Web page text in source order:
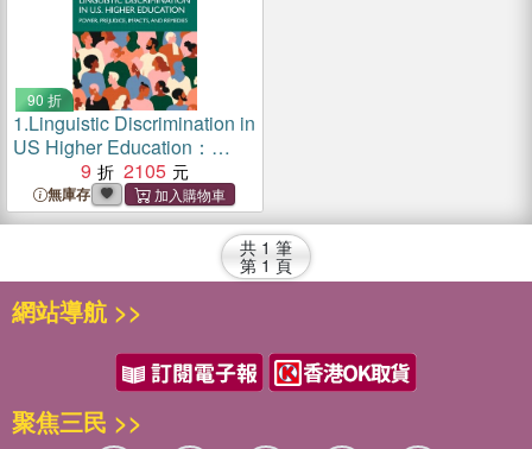
90 折
1.Linguistic Discrimination in
US Higher Education：
Power, Prejudice, Impacts,
and Remedies
9 2105
無庫存
共 1 筆
第 1 頁
網站導航 >>
聚焦三民 >>